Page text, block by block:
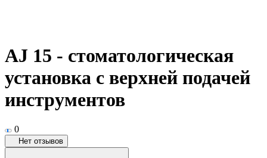
AJ 15 - стоматологическая
установка с верхней подачей
инструментов
0
Нет отзывов